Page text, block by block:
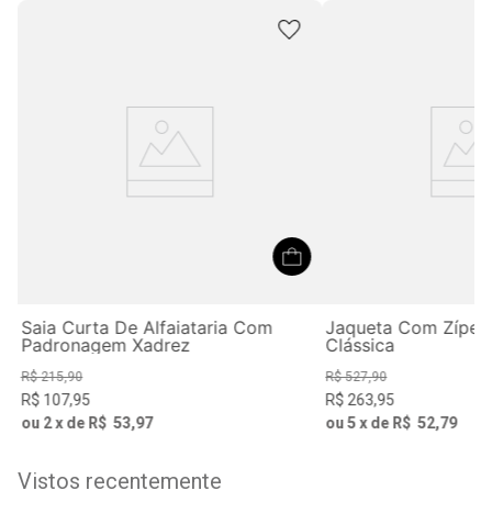
Saia Curta De Alfaiataria Com
Padronagem Xadrez
R$ 215,90
R$ 107,95
ou 2x de R$ 53,97
Jaqueta Com Zíper
Clássica
R$ 527,90
R$ 263,95
ou 5 x de R$ 52,79
Vistos recentemente